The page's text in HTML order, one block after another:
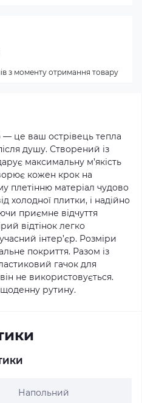
це ваш острівець тепла
душу. Створений із
максимальну м’якість
кожен крок на
плетінню матеріал чудово
холодної плитки, і надійно
приємне відчуття
відтінок легко
інтер’єр. Розміри
покриття. Разом із
гачок для
не використовується.
рутину.
Напольний
з моменту отримання товару